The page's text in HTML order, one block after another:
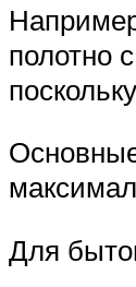
полотно
Для